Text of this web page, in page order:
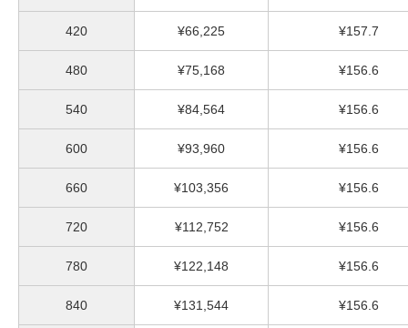
420 ¥66,225 ¥157.7
480 ¥75,168 ¥156.6
540 ¥84,564 ¥156.6
600 ¥93,960 ¥156.6
660 ¥103,356 ¥156.6
720 ¥112,752 ¥156.6
780 ¥122,148 ¥156.6
840 ¥131,544 ¥156.6